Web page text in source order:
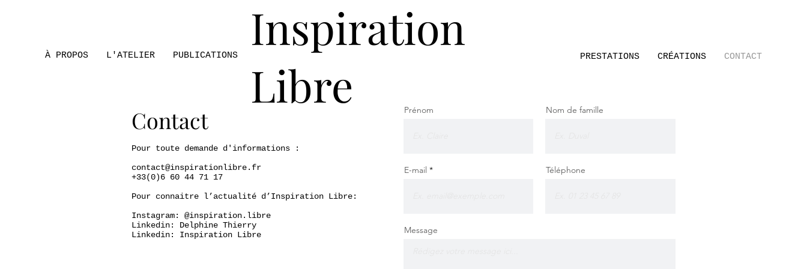
PRESTATIONS CRÉATIONS CONTACT
Inspiration
Libre
À PROPOS L'ATELIER PUBLICATIONS
Prénom Nom de famille
E-mail Téléphone
Message
Contact
Pour toute demande d'informations :
contact@inspirationlibre.fr
+33(0)6 60 44 71 17
Pour connaitre l’actualité d’Inspiration Libre:
Instagram: @inspiration.libre
Linkedin: Delphine Thierry
Linkedin: Inspiration Libre